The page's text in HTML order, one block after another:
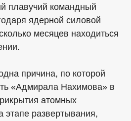
плавучий командный
ядерной силовой
месяцев находиться
причина, по которой
«Адмирала Нахимова» в
атомных
этапе развертывания,